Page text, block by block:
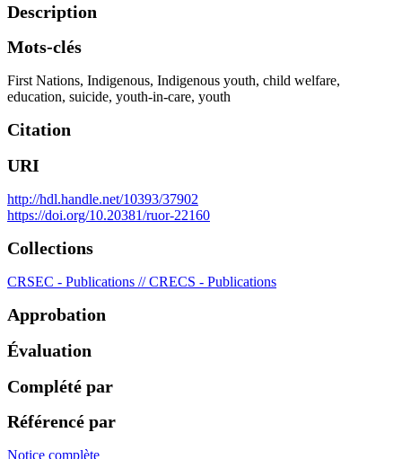
Description
Mots-clés
First Nations, Indigenous, Indigenous youth, child welfare,
education, suicide, youth-in-care, youth
Citation
URI
http://hdl.handle.net/10393/37902
https://doi.org/10.20381/ruor-22160
Collections
CRSEC - Publications // CRECS - Publications
Approbation
Évaluation
Complété par
Référencé par
Notice complète